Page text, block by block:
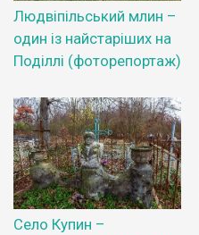
Людвіпільський млин –
один із найстаріших на
Поділлі (фоторепортаж)
Село Купин –